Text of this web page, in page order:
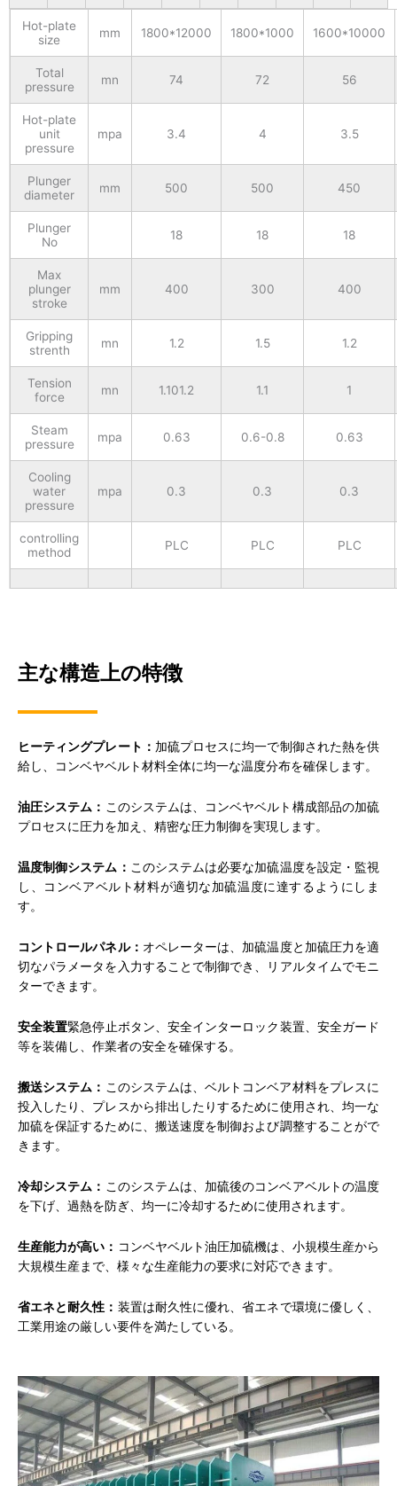
Hot-plate
size
mm 1800*12000 1800*1000 1600*10000
Total
pressure
mn 74 72 56
Hot-plate
unit
pressure
mpa 3.4 4 3.5
Plunger
diameter
mm 500 500 450
Plunger
No
18 18 18
Max
plunger
stroke
mm 400 300 400
Gripping
strenth
mn 1.2 1.5 1.2
Tension
force
mn 1.101.2 1.1 1
Steam
pressure
mpa 0.63 0.6-0.8 0.63
Cooling
water
pressure
mpa 0.3 0.3 0.3
controlling
method
PLC PLC PLC
主な構造上の特徴
ヒーティングプレート： 加硫プロセスに均一で制御された熱を供
給し、コンベヤベルト材料全体に均一な温度分布を確保します。
油圧システム： このシステムは、コンベヤベルト構成部品の加硫
プロセスに圧力を加え、精密な圧力制御を実現します。
温度制御システム： このシステムは必要な加硫温度を設定・監視
し、コンベアベルト材料が適切な加硫温度に達するようにしま
す。
コントロールパネル： オペレーターは、加硫温度と加硫圧力を適
切なパラメータを入力することで制御でき、リアルタイムでモニ
ターできます。
安全装置緊急停止ボタン、安全インターロック装置、安全ガード
等を装備し、作業者の安全を確保する。
搬送システム： このシステムは、ベルトコンベア材料をプレスに
投入したり、プレスから排出したりするために使用され、均一な
加硫を保証するために、搬送速度を制御および調整することがで
きます。
冷却システム： このシステムは、加硫後のコンベアベルトの温度
を下げ、過熱を防ぎ、均一に冷却するために使用されます。
生産能力が高い： コンベヤベルト油圧加硫機は、小規模生産から
大規模生産まで、様々な生産能力の要求に対応できます。
省エネと耐久性： 装置は耐久性に優れ、省エネで環境に優しく、
工業用途の厳しい要件を満たしている。